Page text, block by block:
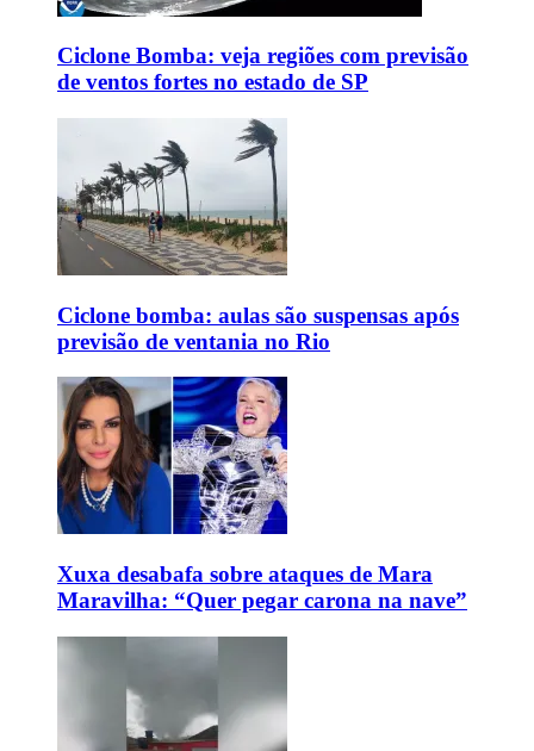
Ciclone Bomba: veja regiões com previsão
de ventos fortes no estado de SP
Ciclone bomba: aulas são suspensas após
previsão de ventania no Rio
Xuxa desabafa sobre ataques de Mara
Maravilha: “Quer pegar carona na nave”